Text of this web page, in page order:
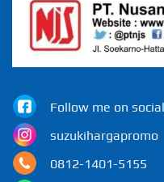
Follow me on
suzukihargapromo
0812-1401-5155